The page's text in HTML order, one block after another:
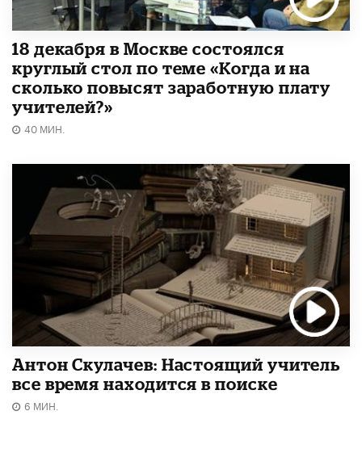
18 декабря в Москве состоялся
круглый стол по теме «Когда и на
сколько повысят заработную плату
учителей?»
40 МИН.
Антон Скулачев: Настоящий учитель
все время находится в поиске
6 МИН.